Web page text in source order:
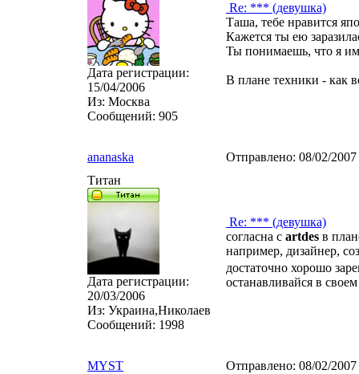
Дата регистрации:
15/04/2006
Из: Москва
Сообщений: 905
Re: *** (девушка)
Таша, тебе нравится
Кажется ты ею
Ты понимаешь, что я
В плане техники - как
ananaska Отправлено: 08/02/
Титан
Дата регистрации:
20/03/2006
Из: Украина,Николаев
Сообщений: 1998
Re: *** (девушка)
согласна с artdes в
например, дизайнер,
достаточно хорошо
останавливайся в
MYST Отправлено: 08/02/